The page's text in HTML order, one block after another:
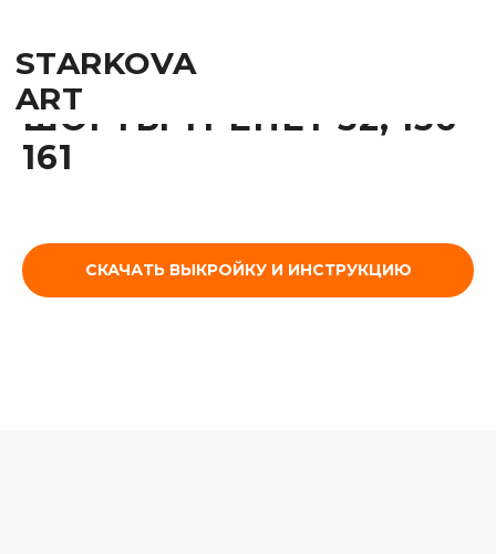
ART
ШОРТЫ ТРЕПЕТ 52, 156-
161
СКАЧАТЬ ВЫКРОЙКУ И ИНСТРУКЦИЮ